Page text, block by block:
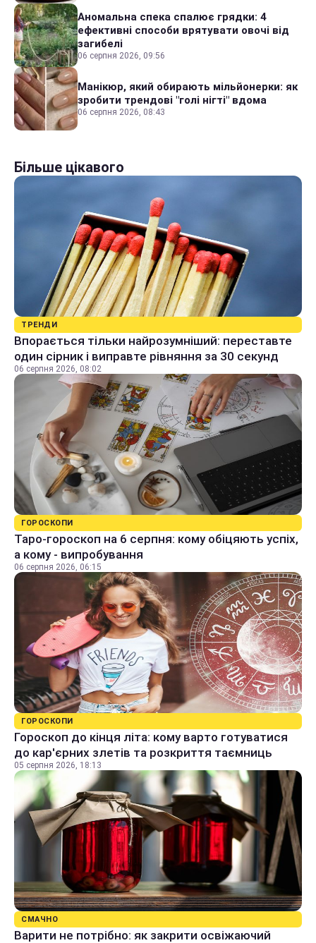
Аномальна спека спалює грядки: 4
ефективні способи врятувати овочі від
загибелі
06 серпня 2026, 09:56
Манікюр, який обирають мільйонерки: як
зробити трендові "голі нігті" вдома
06 серпня 2026, 08:43
Більше цікавого
ТРЕНДИ
Впорається тільки найрозумніший: переставте
один сірник і виправте рівняння за 30 секунд
06 серпня 2026, 08:02
ГОРОСКОПИ
Таро-гороскоп на 6 серпня: кому обіцяють успіх,
а кому - випробування
06 серпня 2026, 06:15
ГОРОСКОПИ
Гороскоп до кінця літа: кому варто готуватися
до кар'єрних злетів та розкриття таємниць
05 серпня 2026, 18:13
СМАЧНО
Варити не потрібно: як закрити освіжаючий